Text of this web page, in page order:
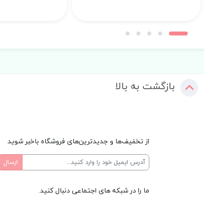
بازگشت به بالا
از تخفیف‌ها و جدیدترین‌های فروشگاه باخبر شوید
ما را در شبکه های اجتماعی دنبال کنید.